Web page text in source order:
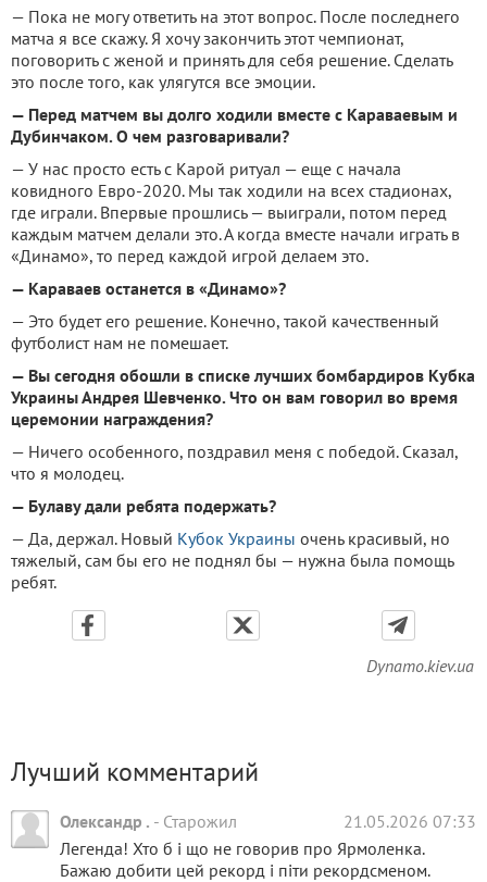
— Пока не могу ответить на этот вопрос. После последнего
матча я все скажу. Я хочу закончить этот чемпионат,
поговорить с женой и принять для себя решение. Сделать
это после того, как улягутся все эмоции.
— Перед матчем вы долго ходили вместе с Караваевым и
Дубинчаком. О чем разговаривали?
— У нас просто есть с Карой ритуал — еще с начала
ковидного Евро-2020. Мы так ходили на всех стадионах,
где играли. Впервые прошлись — выиграли, потом перед
каждым матчем делали это. А когда вместе начали играть в
«Динамо», то перед каждой игрой делаем это.
— Караваев останется в «Динамо»?
— Это будет его решение. Конечно, такой качественный
футболист нам не помешает.
— Вы сегодня обошли в списке лучших бомбардиров Кубка
Украины Андрея Шевченко. Что он вам говорил во время
церемонии награждения?
— Ничего особенного, поздравил меня с победой. Сказал,
что я молодец.
— Булаву дали ребята подержать?
— Да, держал. Новый Кубок Украины очень красивый, но
тяжелый, сам бы его не поднял бы — нужна была помощь
ребят.
Dynamo.kiev.ua
Лучший комментарий
Олександр . - Старожил
21.05.2026 07:33
Легенда! Хто б і що не говорив про Ярмоленка.
Бажаю добити цей рекорд і піти рекордсменом.